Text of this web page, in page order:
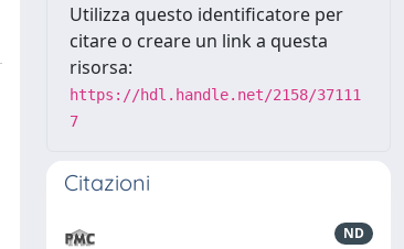
Utilizza questo identificatore per
citare o creare un link a questa
risorsa:
https://hdl.handle.net/2158/37111
7
Citazioni
ND